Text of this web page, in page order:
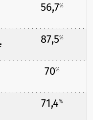
56,7%
87,5%
70%
71,4%